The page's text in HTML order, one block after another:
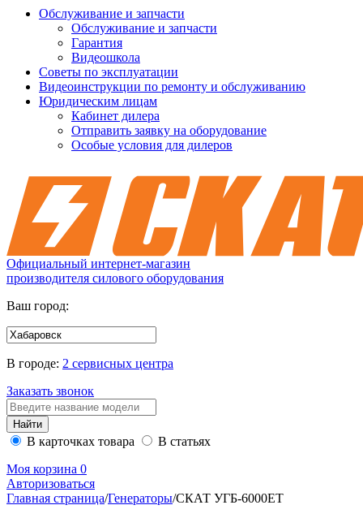
Обслуживание и запчасти
Обслуживание и запчасти
Гарантия
Видеошкола
Советы по эксплуатации
Видеоинструкции по ремонту и обслуживанию
Юридическим лицам
Кабинет дилера
Отправить заявку на оборудование
Особые условия для дилеров
Официальный интернет-магазин
производителя силового оборудования
Ваш город:
В городе: 2 сервисных центра
Заказать звонок
В карточках товара
В статьях
Моя корзина 0
Авторизоваться
Главная страница/Генераторы/СКАТ УГБ-6000ЕT